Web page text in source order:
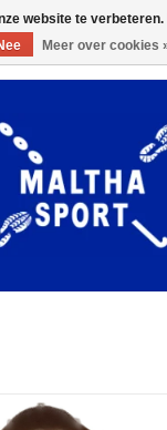
website te
Meer over cookies